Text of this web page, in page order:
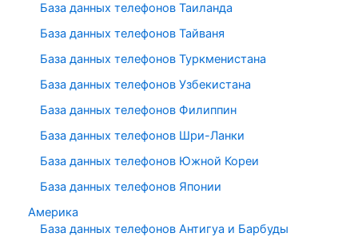
База данных телефонов Таиланда
База данных телефонов Тайваня
База данных телефонов Туркменистана
База данных телефонов Узбекистана
База данных телефонов Филиппин
База данных телефонов Шри-Ланки
База данных телефонов Южной Кореи
База данных телефонов Японии
Америка
База данных телефонов Антигуа и Барбуды